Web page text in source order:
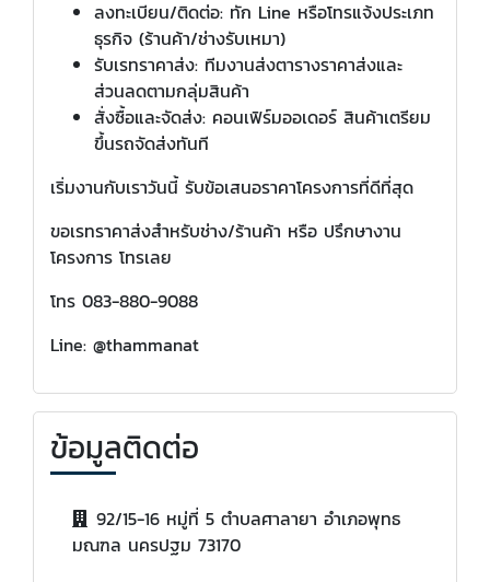
ลงทะเบียน/ติดต่อ: ทัก Line หรือโทรแจ้งประเภท
ธุรกิจ (ร้านค้า/ช่างรับเหมา)
รับเรทราคาส่ง: ทีมงานส่งตารางราคาส่งและ
ส่วนลดตามกลุ่มสินค้า
สั่งซื้อและจัดส่ง: คอนเฟิร์มออเดอร์ สินค้าเตรียม
ขึ้นรถจัดส่งทันที
เริ่มงานกับเราวันนี้ รับข้อเสนอราคาโครงการที่ดีที่สุด
ขอเรทราคาส่งสำหรับช่าง/ร้านค้า หรือ ปรึกษางาน
โครงการ โทรเลย
โทร 083-880-9088
Line: @thammanat
ข้อมูลติดต่อ
92/15-16 หมู่ที่ 5 ตำบลศาลายา อำเภอพุทธ
มณฑล นครปฐม 73170